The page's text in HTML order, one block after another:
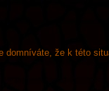
že k této